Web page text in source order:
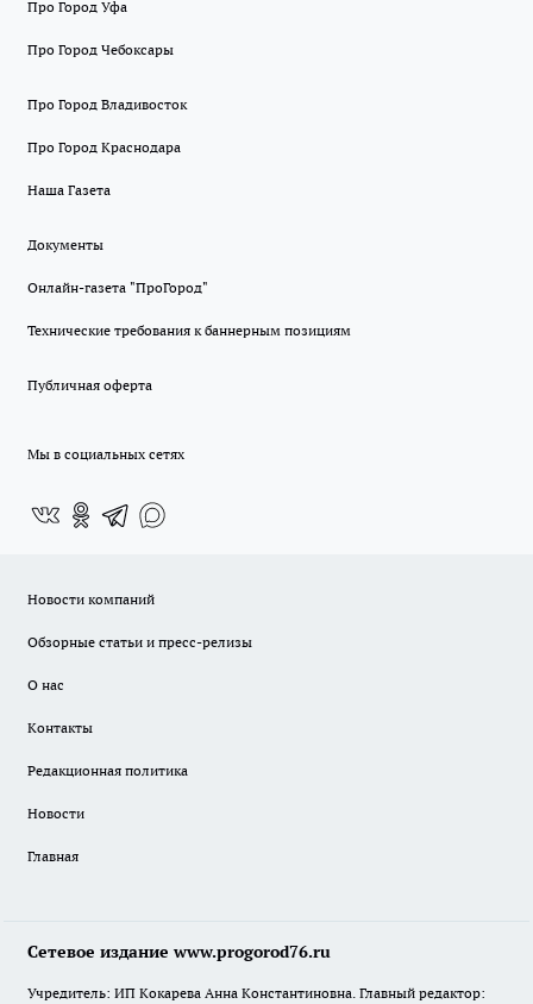
Про Город Уфа
Про Город Чебоксары
Про Город Владивосток
Про Город Краснодара
Наша Газета
Документы
Онлайн-газета "ПроГород"
Технические требования к баннерным позициям
Публичная оферта
Мы в социальных сетях
Новости компаний
Обзорные статьи и пресс-релизы
О нас
Контакты
Редакционная политика
Новости
Главная
Сетевое издание www.progorod76.ru
Учредитель: ИП Кокарева Анна Константиновна. Главный редактор: